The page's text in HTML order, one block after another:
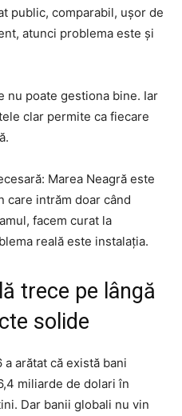
public, comparabil, ușor de
atunci problema este și
nu poate gestiona bine. Iar
clar permite ca fiecare
Marea Neagră este
care intrăm doar când
facem curat la
reală este instalația.
trece pe lângă
solide
arătat că există bani
miliarde de dolari în
Dar banii globali nu vin